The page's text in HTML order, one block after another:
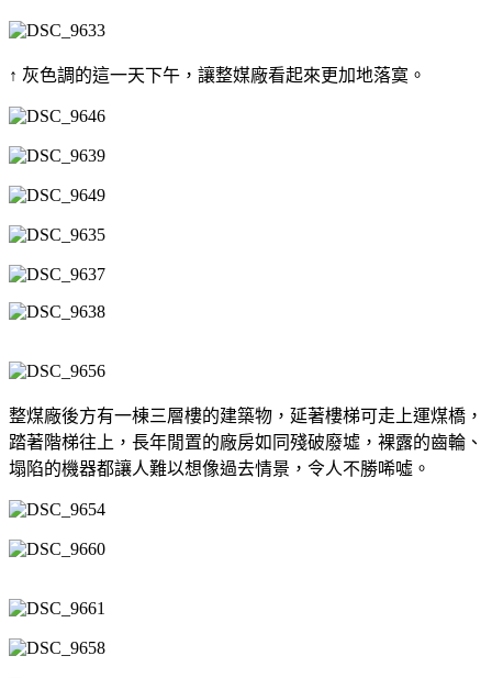
↑ 灰色調的這一天下午，讓整媒廠看起來更加地落寞。
整煤廠後方有一棟三層樓的建築物，延著樓梯可走上運煤橋，
踏著階梯往上，長年閒置的廠房如同殘破廢墟，裸露的齒輪、
塌陷的機器都讓人難以想像過去情景，令人不勝唏噓。